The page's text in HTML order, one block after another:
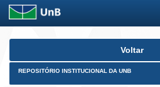
Skip
Voltar
REPOSITÓRIO INSTITUCIONAL DA UNB